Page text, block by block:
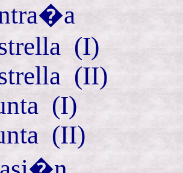
(I)
(II)
(I)
(II)